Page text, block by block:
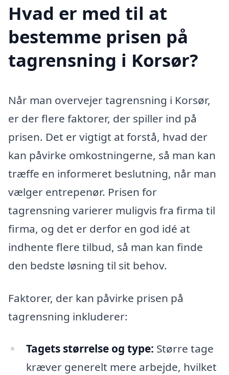
Hvad er med til at
bestemme prisen på
tagrensning i Korsør?
Når man overvejer tagrensning i Korsør,
er der flere faktorer, der spiller ind på
prisen. Det er vigtigt at forstå, hvad der
kan påvirke omkostningerne, så man kan
træffe en informeret beslutning, når man
vælger entrepenør. Prisen for
tagrensning varierer muligvis fra firma til
firma, og det er derfor en god idé at
indhente flere tilbud, så man kan finde
den bedste løsning til sit behov.
Faktorer, der kan påvirke prisen på
tagrensning inkluderer:
Tagets størrelse og type: Større tage
kræver generelt mere arbejde, hvilket